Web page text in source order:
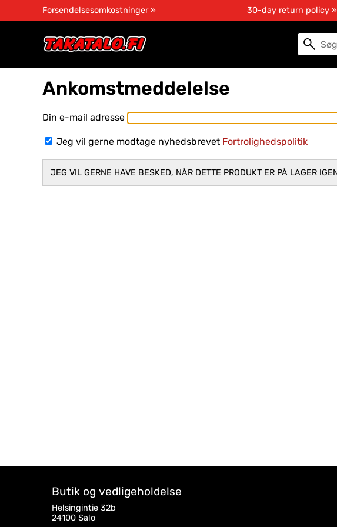
Forsendelsesomkostninger » 30-day return policy »
Ankomstmeddelelse
Din e-mail adresse
Jeg vil gerne modtage nyhedsbrevet Fortrolighedspolitik
Butik og vedligeholdelse
Helsingintie 32b
24100 Salo